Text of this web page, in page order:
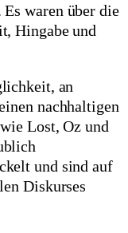
waren über die
Hingabe und
an
nachhaltigen
Lost, Oz und
und sind auf
Diskurses